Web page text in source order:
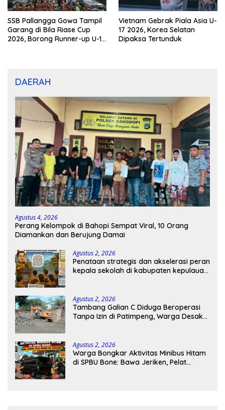
SSB Pallangga Gowa Tampil
Garang di Bila Riase Cup
2026, Borong Runner-up U-10
Vietnam Gebrak Piala Asia U-
17 2026, Korea Selatan
Dipaksa Tertunduk
DAERAH
Agustus 4, 2026
Perang Kelompok di Bahopi Sempat Viral, 10 Orang
Diamankan dan Berujung Damai
Agustus 2, 2026
Penataan strategis dan akselerasi peran
kepala sekolah di kabupaten kepulauan
Agustus 2, 2026
Tambang Galian C Diduga Beroperasi
Tanpa Izin di Patimpeng, Warga Desak
Agustus 2, 2026
Warga Bongkar Aktivitas Minibus Hitam
di SPBU Bone: Bawa Jeriken, Pelat